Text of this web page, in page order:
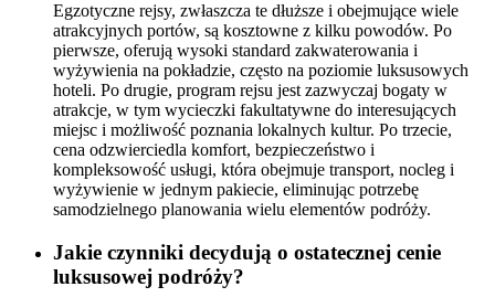
Egzotyczne rejsy, zwłaszcza te dłuższe i obejmujące wiele
atrakcyjnych portów, są kosztowne z kilku powodów. Po
pierwsze, oferują wysoki standard zakwaterowania i
wyżywienia na pokładzie, często na poziomie luksusowych
hoteli. Po drugie, program rejsu jest zazwyczaj bogaty w
atrakcje, w tym wycieczki fakultatywne do interesujących
miejsc i możliwość poznania lokalnych kultur. Po trzecie,
cena odzwierciedla komfort, bezpieczeństwo i
kompleksowość usługi, która obejmuje transport, nocleg i
wyżywienie w jednym pakiecie, eliminując potrzebę
samodzielnego planowania wielu elementów podróży.
Jakie czynniki decydują o ostatecznej cenie
luksusowej podróży?